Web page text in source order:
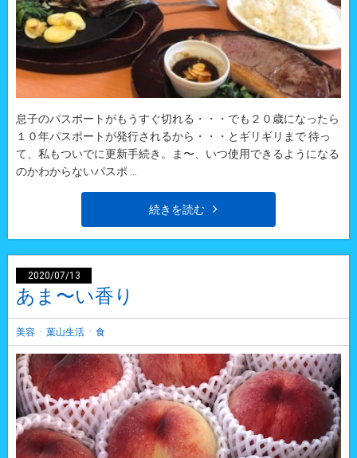
息子のパスポートがもうすぐ切れる・・・でも２０歳になったら
１０年パスポートが発行されるから・・・とギリギリまで 待っ
て、私もついでに更新手続き。ま〜、いつ使用できるようになる
のかわからないパスポ ...
続きを読む
2020/07/13
あま〜い香り
美容 ・ 葉山生活 ・ 食